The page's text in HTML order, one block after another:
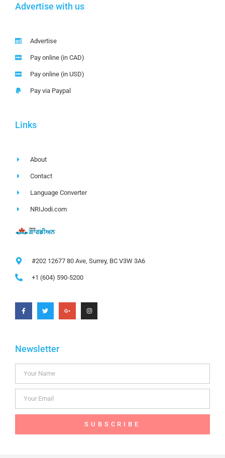
Advertise with us
Advertise
Pay online (in CAD)
Pay online (in USD)
Pay via Paypal
Links
About
Contact
Language Converter
NRIJodi.com
#202 12677 80 Ave, Surrey, BC V3W 3A6
+1 (604) 590-5200
Newsletter
SUBSCRIBE